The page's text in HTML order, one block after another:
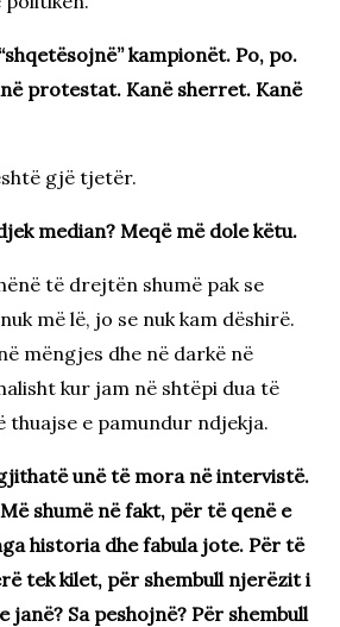
kampionët. Po, po.
protestat. Kanë sherret. Kanë
gjë tjetër.
median? Meqë më dole këtu.
të drejtën shumë pak se
më lë, jo se nuk kam dëshirë.
mëngjes dhe në darkë në
kur jam në shtëpi dua të
thuajse e pamundur ndjekja.
unë të mora në intervistë.
shumë në fakt, për të qenë e
historia dhe fabula jote. Për të
tek kilet, për shembull njerëzit i
janë? Sa peshojnë? Për shembull